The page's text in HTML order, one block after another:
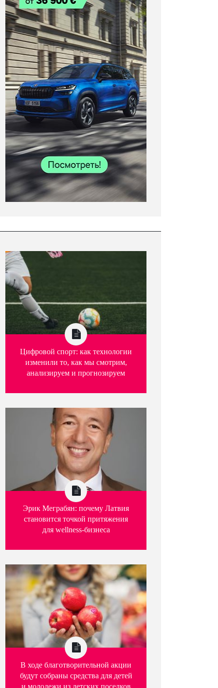
Цифровой спорт: как технологии
изменили то, как мы смотрим,
анализируем и прогнозируем
Эрик Меграбян: почему Латвия
становится точкой притяжения
для wellness-бизнеса
В ходе благотворительной акции
будут собраны средства для детей